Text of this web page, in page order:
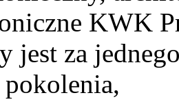
KWK
jest za
pokolenia,